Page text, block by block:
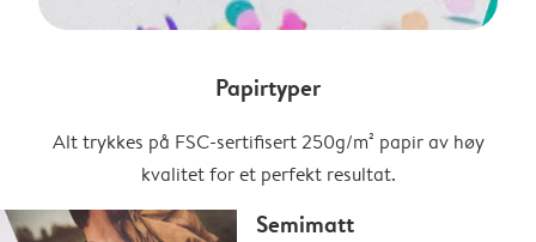
Papirtyper
Alt trykkes på FSC-sertifisert 250g/m² papir av høy
kvalitet for et perfekt resultat.
Semimatt